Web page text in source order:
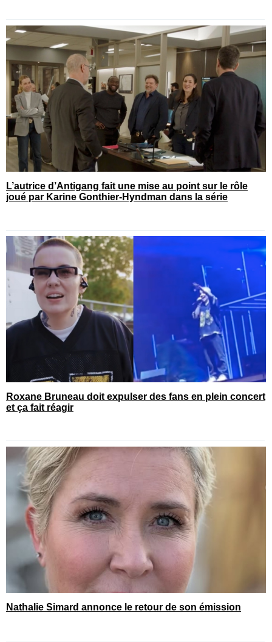
L’autrice d’Antigang fait une mise au point sur le rôle
joué par Karine Gonthier-Hyndman dans la série
Roxane Bruneau doit expulser des fans en plein concert
et ça fait réagir
Nathalie Simard annonce le retour de son émission